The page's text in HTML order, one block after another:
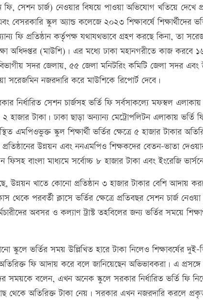
সেশন চার্জ) নেওয়ার বিষয়ে পাওয়া অভিযোগ খতিয়ে দেখে
বেসরকারি স্কুল অ্যান্ড কলেজে ২০২৩ শিক্ষাবর্ষে শিক্ষার্থীদের
ফি প্রতিষ্ঠান কর্তৃপক্ষ যথাযথভাবে গ্রহণ করছে কিনা, তা
অধিদপ্তর (মাউশি)। এর মধ্যে ঢাকা মহানগরীতে কাজ করবে
বিভাগীয় সদর জেলায়, ৫৫ জেলা মনিটরিং কমিটি জেলা সদর
সরেজমিন নজরদারি করে মাউশিকে রিপোর্ট দেবে।
নির্ধারিত সেশন চার্জসহ ভর্তি ফি সর্বসাকল্যে মফস্বল
টাকা। ঢাকা ছাড়া অন্যান্য মেট্রোপলিটন এলাকায় ভর্তি
এমপিওভুক্ত স্কুল শিক্ষার্থী ভর্তির ক্ষেত্রে ৫ হাজার টাকার
উন্নয়ন এবং ননএমপিও শিক্ষকদের বেতন-ভাতা
বাংলা মাধ্যমে সর্বোচ্চ ৮ হাজার টাকা এবং ইংরেজি
উন্নয়ন খাতে কোনো প্রতিষ্ঠান ৩ হাজার টাকার বেশি আদায়
থেকে পরবর্তী ক্লাসে ভর্তির ক্ষেত্রে প্রতিবছর সেশন চার্জ
অবসর ও কল্যাণ ট্রাস্ট তহবিলের জন্য ভর্তির সময়ে
স্কুলে ভর্তির সময় উল্লিখিত হারে টাকা নিলেও শিক্ষাবর্ষের
ফি আদায় করে বলে জানিয়েছেন অভিভাবকরা। এ
সময়কে বলেন, এখন অনেক স্কুলে সরকার নির্ধারিত ভর্তি ফি
থেকে অতিরিক্ত টাকা নেয়। সরকার এখন নজরদারি করলে প্রকৃত